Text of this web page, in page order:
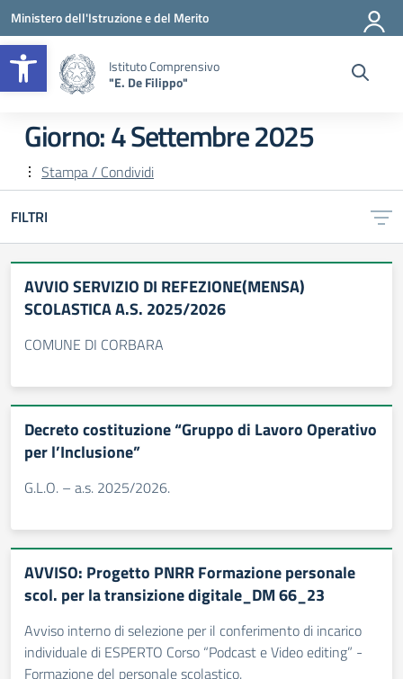
Apri la barra degli strumenti
Vai ai contenuti
Vai al menu di navigazione
Vai al footer
Ministero dell'Istruzione e del Merito
Istituto Comprensivo
"E. De Filippo"
Giorno:4 Settembre 2025
Stampa / Condividi
FILTRI
AVVIO SERVIZIO DI REFEZIONE(MENSA)
SCOLASTICA A.S. 2025/2026
COMUNE DI CORBARA
Decreto costituzione “Gruppo di Lavoro Operativo
per l’Inclusione”
G.L.O. – a.s. 2025/2026.
AVVISO: Progetto PNRR Formazione personale
scol. per la transizione digitale_DM 66_23
Avviso interno di selezione per il conferimento di incarico
individuale di ESPERTO Corso “Podcast e Video editing” -
Formazione del personale scolastico.